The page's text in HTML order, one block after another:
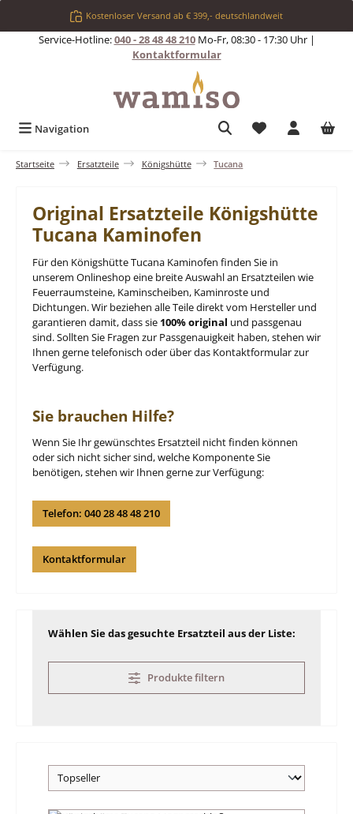
Zum Hauptinhalt springenKostenloser Versand ab € 399,- deutschlandweit
Service-Hotline:040 - 28 48 48 210Mo-Fr, 08:30 - 17:30 Uhr |
Kontaktformular
Navigation Du hast 0
Startseite Ersatzteile Königshütte Tucana
Original Ersatzteile Königshütte
Tucana Kaminofen
Für den Königshütte Tucana Kaminofen finden Sie in
unserem Onlineshop eine breite Auswahl an Ersatzteilen wie
Feuerraumsteine, Kaminscheiben, Kaminroste und
Dichtungen. Wir beziehen alle Teile direkt vom Hersteller und
garantieren damit, dass sie 100% original und passgenau
sind. Sollten Sie Fragen zur Passgenauigkeit haben, stehen wir
Ihnen gerne telefonisch oder über das Kontaktformular zur
Verfügung.
Sie brauchen Hilfe?
Wenn Sie Ihr gewünschtes Ersatzteil nicht finden können
oder sich nicht sicher sind, welche Komponente Sie
benötigen, stehen wir Ihnen gerne zur Verfügung:
Telefon: 040 28 48 48 210
Kontaktformular
Wählen Sie das gesuchte Ersatzteil aus der Liste:
Produkte filtern